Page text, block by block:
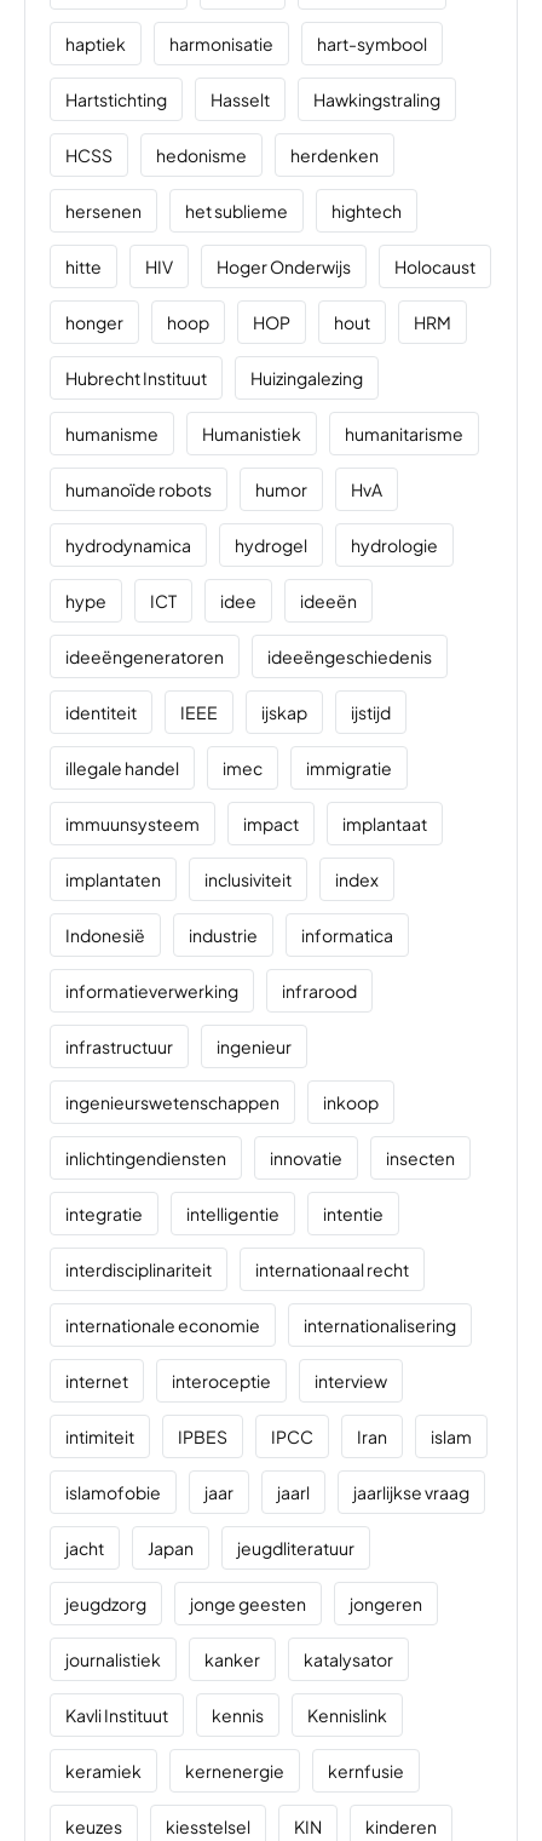
haptiek harmonisatie hart-symbool
Hartstichting Hasselt Hawkingstraling
HCSS hedonisme herdenken
hersenen het sublieme hightech
hitte HIV Hoger Onderwijs Holocaust
honger hoop HOP hout HRM
Hubrecht Instituut Huizingalezing
humanisme Humanistiek humanitarisme
humanoïde robots humor HvA
hydrodynamica hydrogel hydrologie
hype ICT idee ideeën
ideeëngeneratoren ideeëngeschiedenis
identiteit IEEE ijskap ijstijd
illegale handel imec immigratie
immuunsysteem impact implantaat
implantaten inclusiviteit index
Indonesië industrie informatica
informatieverwerking infrarood
infrastructuur ingenieur
ingenieurswetenschappen inkoop
inlichtingendiensten innovatie insecten
integratie intelligentie intentie
interdisciplinariteit internationaal recht
internationale economie internationalisering
internet interoceptie interview
intimiteit IPBES IPCC Iran islam
islamofobie jaar jaarl jaarlijkse vraag
jacht Japan jeugdliteratuur
jeugdzorg jonge geesten jongeren
journalistiek kanker katalysator
Kavli Instituut kennis Kennislink
keramiek kernenergie kernfusie
keuzes kiesstelsel KIN kinderen